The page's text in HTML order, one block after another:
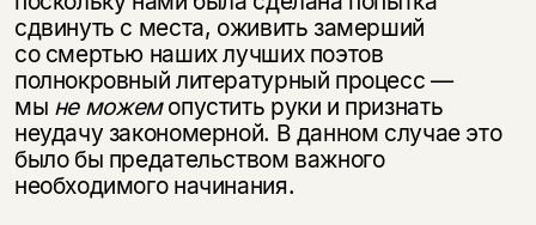
сдвинуть с места, оживить замерший
со смертью наших лучших поэтов
полнокровный литературный процесс —
мы не можемопустить руки и признать
неудачу закономерной. В данном случае это
было бы предательством важного
необходимого начинания.